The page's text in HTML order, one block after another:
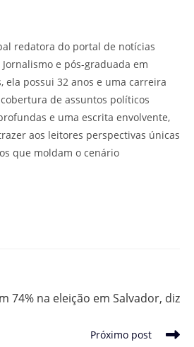
redatora do portal de notícias
e pós-graduada em
ela possui 32 anos e uma carreira
de assuntos políticos
e uma escrita envolvente,
aos leitores perspectivas únicas
que moldam o cenário
74% na eleição em Salvador, diz
Próximo post